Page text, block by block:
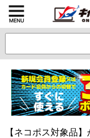
【ネコポス対象品